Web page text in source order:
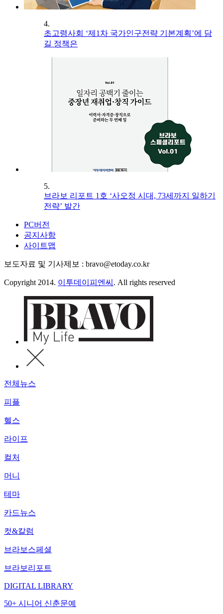
4.
초고령사회 ‘제1차 국가인구전략 기본계획’에 담
길 정책은
5.
브라보 리포트 1호 ‘사오정 시대, 73세까지 일하기
전략’ 발간
PC버전
공지사항
사이트맵
보도자료 및 기사제보 : bravo@etoday.co.kr
Copyright 2014. 이투데이피엔씨 . All rights reserved
전체뉴스
피플
헬스
라이프
컬처
머니
테마
카드뉴스
컷&칼럼
브라보스페셜
브라보리포트
DIGITAL LIBRARY
50+ 시니어 신춘문예